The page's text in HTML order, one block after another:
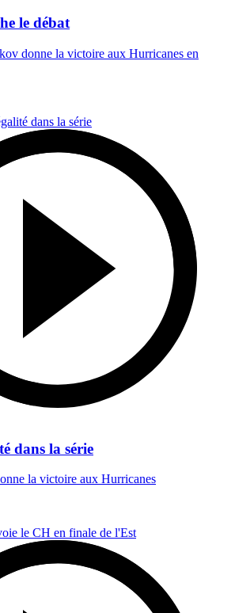
le débat
donne la victoire aux Hurricanes en
dans la série
la victoire aux Hurricanes